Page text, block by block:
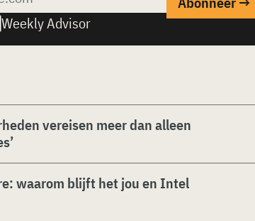
Weekly Advisor
vereisen meer dan alleen
waarom blijft het jou en Intel